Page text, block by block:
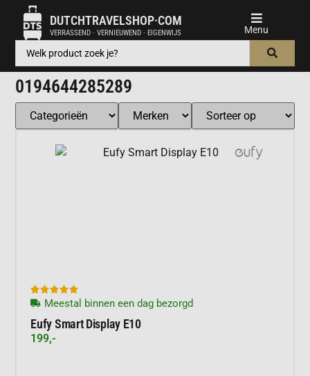
DUTCHTRAVELSHOP·COM
VERRASSEND · VERNIEUWEND · EIGENWIJS
0194644285289

Meestal binnen een dag bezorgd
Eufy Smart Display E10
199,-